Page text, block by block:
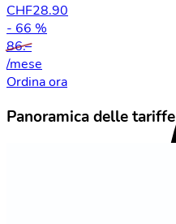
CHF28.90
- 66 %
86.–
/mese
Ordina ora
Panoramica delle tariffe